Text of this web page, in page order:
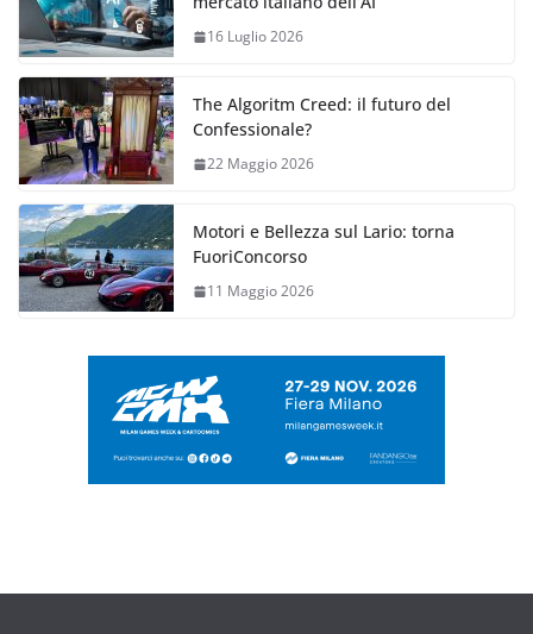
16 Luglio 2026
The Algoritm Creed: il futuro del
Confessionale?
22 Maggio 2026
Motori e Bellezza sul Lario: torna
FuoriConcorso
11 Maggio 2026